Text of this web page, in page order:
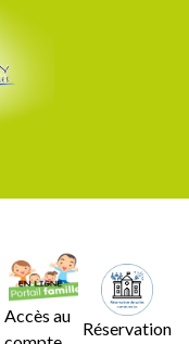
Accès au
Réservation